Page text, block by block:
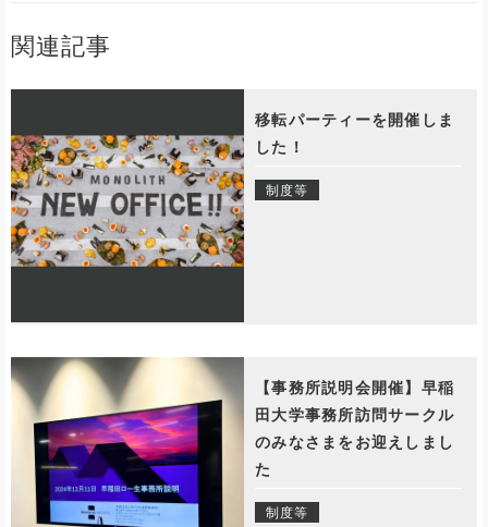
関連記事
移転パーティーを開催しま
した！
制度等
【事務所説明会開催】早稲
田大学事務所訪問サークル
のみなさまをお迎えしまし
た
制度等